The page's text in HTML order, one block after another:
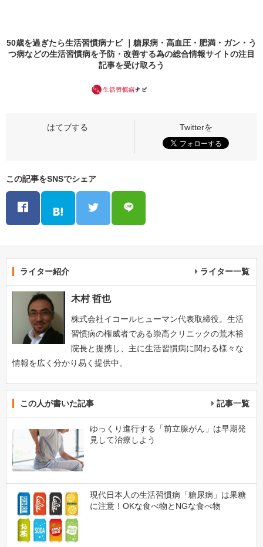
50歳を過ぎたら生活習慣病ナビ ｜糖尿病・高血圧・肥満・ガン・う
つ病などの生活習慣病を予防・改善する為の総合情報サイトの注目
記事を受け取ろう
この記事をSNSでシェア
ライター紹介 ライター一覧
木村 哲也
株式会社イコールヒューマン代表取締役。生活
習慣病の権威者である崇高クリニックの荒木裕
院長と提携し、主に生活習慣病に関わる様々な
情報を広く分かり易く提供中。
この人が書いた記事 記事一覧
ゆっくり進行する「前立腺がん」は早期発
見して治療しよう
現代日本人の生活習慣病「糖尿病」は果糖
に注意！OKな食べ物とNGな食べ物